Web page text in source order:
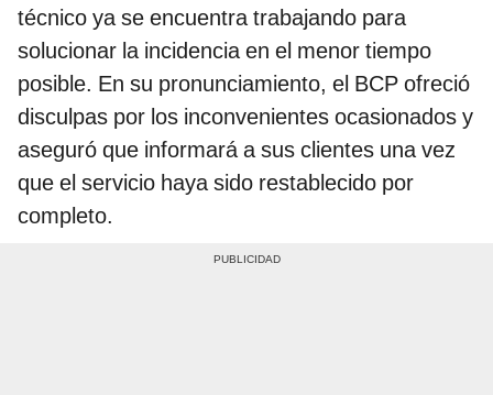
técnico ya se encuentra trabajando para
solucionar la incidencia en el menor tiempo
posible. En su pronunciamiento, el BCP ofreció
disculpas por los inconvenientes ocasionados y
aseguró que informará a sus clientes una vez
que el servicio haya sido restablecido por
completo.